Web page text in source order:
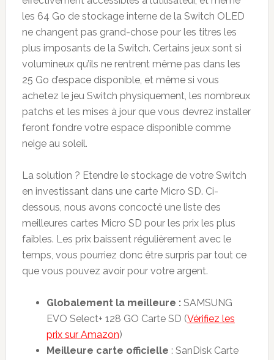
les 64 Go de stockage interne de la Switch OLED
ne changent pas grand-chose pour les titres les
plus imposants de la Switch. Certains jeux sont si
volumineux qu’ils ne rentrent même pas dans les
25 Go d’espace disponible, et même si vous
achetez le jeu Switch physiquement, les nombreux
patchs et les mises à jour que vous devrez installer
feront fondre votre espace disponible comme
neige au soleil.
La solution ? Etendre le stockage de votre Switch
en investissant dans une carte Micro SD. Ci-
dessous, nous avons concocté une liste des
meilleures cartes Micro SD pour les prix les plus
faibles. Les prix baissent régulièrement avec le
temps, vous pourriez donc être surpris par tout ce
que vous pouvez avoir pour votre argent.
Globalement la meilleure : SAMSUNG
EVO Select+ 128 GO Carte SD (Vérifiez les
prix sur Amazon)
Meilleure carte officielle : SanDisk Carte